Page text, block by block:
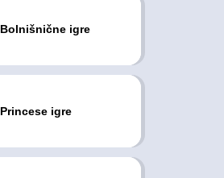
Bolnišnične igre
Princese igre